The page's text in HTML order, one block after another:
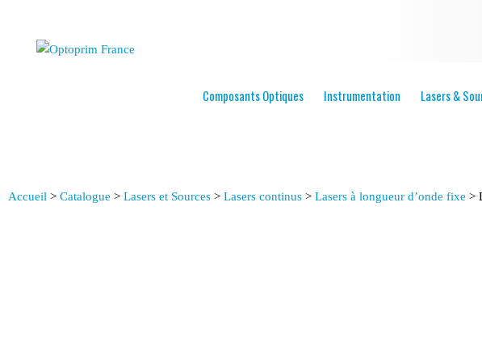
Composants Optiques Instrumentation Lasers &
Accueil > Catalogue > Lasers et Sources > Lasers continus > Lasers à longueur d’onde fixe >